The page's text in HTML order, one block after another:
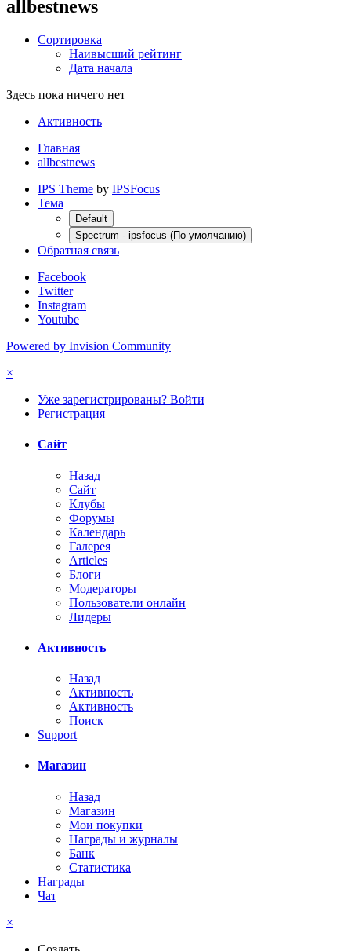
allbestnews
Сортировка
Наивысший рейтинг
Дата начала
Здесь пока ничего нет
Активность
Главная
allbestnews
IPS Theme by IPSFocus
Тема
Default
Spectrum - ipsfocus (По умолчанию)
Обратная связь
Facebook
Twitter
Instagram
Youtube
Powered by Invision Community
×
Уже зарегистрированы? Войти
Регистрация
Сайт
Назад
Сайт
Клубы
Форумы
Календарь
Галерея
Articles
Блоги
Модераторы
Пользователи онлайн
Лидеры
Активность
Назад
Активность
Активность
Поиск
Support
Магазин
Назад
Магазин
Мои покупки
Награды и журналы
Банк
Статистика
Награды
Чат
×